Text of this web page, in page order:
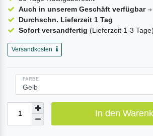
Auch in unserem Geschäft verfügbar ➔
Durchschn. Lieferzeit 1 Tag
Sofort versandfertig (Lieferzeit 1-3 Tage)
Versandkosten
FARBE
In den